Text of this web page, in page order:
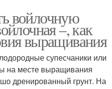
войлочную
–, как
выращивания
супесчаники или
на месте выращивания
дренированный грунт. На